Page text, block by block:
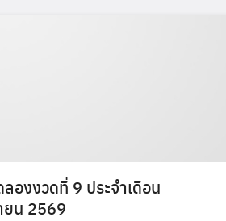
องงวดที่ 9 ประจำเดือน
ยน 2569